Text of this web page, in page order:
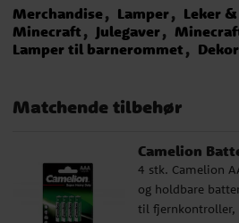
Merchandise Lamper Leker
Minecraft
Julegaver
Lamper til barnerommet
Matchende tilbehør
Camelion
4 stk. Camelion
og holdbare
til fjernkontroller,